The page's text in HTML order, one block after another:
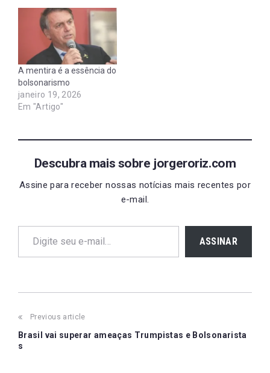
“uma escalada” na
guerra no Oriente
Médio, o qual o
presidente americano
Donald Trump descartou
encerrar por enquanto.
Em entrevista à NBC
News, o presidente dos…
A mentira é a essência do
bolsonarismo
janeiro 19, 2026
Em "Artigo"
Descubra mais sobre jorgeroriz.com
Assine para receber nossas notícias mais recentes por
e-mail.
Digite seu e-mail…
ASSINAR
Post
navigation
Previous article
Brasil vai superar ameaças Trumpistas e Bolsonarista
s